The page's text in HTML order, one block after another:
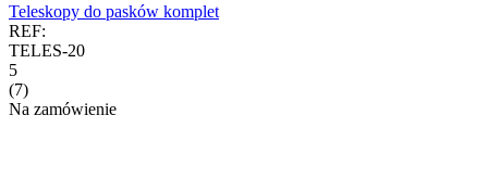
Teleskopy do pasków komplet
REF:
TELES-20
5
(7)
Na zamówienie